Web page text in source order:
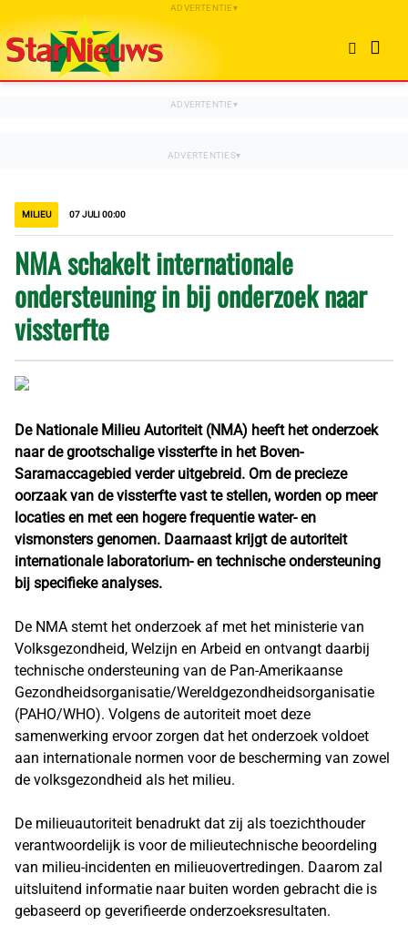
MILIEU 07 JULI 00:00
NMA schakelt internationale
ondersteuning in bij onderzoek naar
vissterfte
De Nationale Milieu Autoriteit (NMA) heeft het onderzoek
naar de grootschalige vissterfte in het Boven-
Saramaccagebied verder uitgebreid. Om de precieze
oorzaak van de vissterfte vast te stellen, worden op meer
locaties en met een hogere frequentie water- en
vismonsters genomen. Daarnaast krijgt de autoriteit
internationale laboratorium- en technische ondersteuning
bij specifieke analyses.
De NMA stemt het onderzoek af met het ministerie van
Volksgezondheid, Welzijn en Arbeid en ontvangt daarbij
technische ondersteuning van de Pan-Amerikaanse
Gezondheidsorganisatie/Wereldgezondheidsorganisatie
(PAHO/WHO). Volgens de autoriteit moet deze
samenwerking ervoor zorgen dat het onderzoek voldoet
aan internationale normen voor de bescherming van zowel
de volksgezondheid als het milieu.
De milieuautoriteit benadrukt dat zij als toezichthouder
verantwoordelijk is voor de milieutechnische beoordeling
van milieu-incidenten en milieuovertredingen. Daarom zal
uitsluitend informatie naar buiten worden gebracht die is
gebaseerd op geverifieerde onderzoeksresultaten.